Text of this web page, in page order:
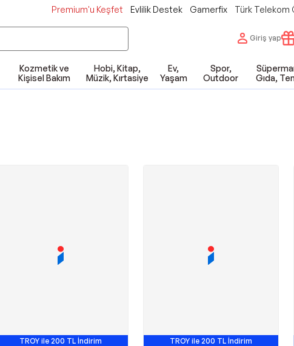
Premium'u Keşfet Evlilik Destek Gamerfix Türk Telekom
Giriş yap
Kozmetik ve
Kişisel Bakım
Hobi, Kitap,
Müzik, Kırtasiye
Ev,
Yaşam
Spor,
Outdoor
Gıda,
TROY ile 200 TL İndirim TROY ile 200 TL İndirim